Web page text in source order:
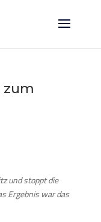
zum
und stoppt die
Ergebnis war das